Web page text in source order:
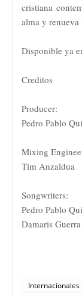
cristiana
alma y renueva
Disponible ya
Creditos
Producer:
Pedro Pablo
Mixing
Tim Anzaldua
Songwriters:
Pedro Pablo
Damaris Guerra
Internacionales